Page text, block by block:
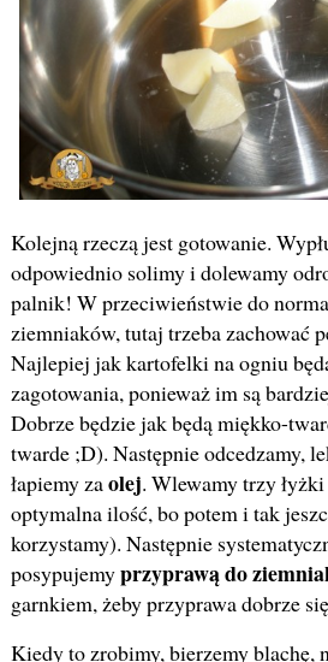
Kolejną rzeczą jest gotowanie.
odpowiednio solimy i dolewamy
palnik! W przeciwieństwie do
ziemniaków, tutaj trzeba zachować
Najlepiej jak kartofelki na ogniu
zagotowania, ponieważ im są
Dobrze będzie jak będą miękko-
twarde ;D). Następnie odcedzamy,
łapiemy zaolej. Wlewamy trzy łyżki
optymalna ilość, bo potem i tak
korzystamy). Następnie
posypujemyprzyprawą do
garnkiem, żeby przyprawa dobrze
Kiedy to zrobimy, bierzemy blachę,